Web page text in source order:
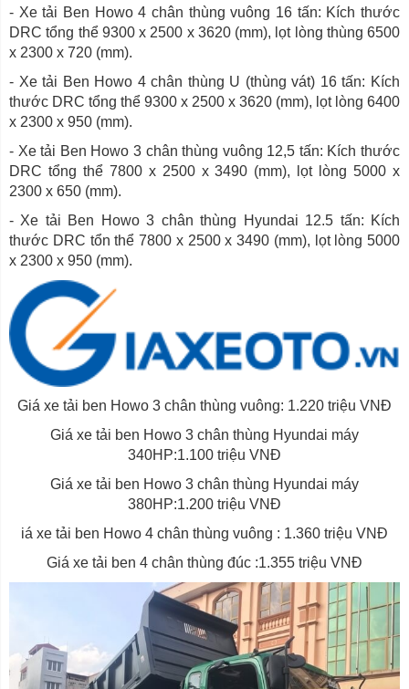
- Xe tải Ben Howo 4 chân thùng vuông 16 tấn: Kích thước
DRC tổng thể 9300 x 2500 x 3620 (mm), lọt lòng thùng 6500
x 2300 x 720 (mm).
- Xe tải Ben Howo 4 chân thùng U (thùng vát) 16 tấn: Kích
thước DRC tổng thể 9300 x 2500 x 3620 (mm), lọt lòng 6400
x 2300 x 950 (mm).
- Xe tải Ben Howo 3 chân thùng vuông 12,5 tấn: Kích thước
DRC tổng thể 7800 x 2500 x 3490 (mm), lọt lòng 5000 x
2300 x 650 (mm).
- Xe tải Ben Howo 3 chân thùng Hyundai 12.5 tấn: Kích
thước DRC tổn thể 7800 x 2500 x 3490 (mm), lọt lòng 5000
x 2300 x 950 (mm).
Giá xe tải ben Howo 3 chân thùng vuông: 1.220 triệu VNĐ
Giá xe tải ben Howo 3 chân thùng Hyundai máy
340HP:1.100 triệu VNĐ
Giá xe tải ben Howo 3 chân thùng Hyundai máy
380HP:1.200 triệu VNĐ
iá xe tải ben Howo 4 chân thùng vuông : 1.360 triệu VNĐ
Giá xe tải ben 4 chân thùng đúc :1.355 triệu VNĐ